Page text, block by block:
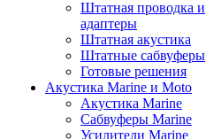
Штатная проводка и
адаптеры
Штатная акустика
Штатные сабвуферы
Готовые решения
Акустика Marine и Moto
Акустика Marine
Сабвуферы Marine
Усилители Marine